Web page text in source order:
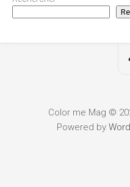
Color me Mag ©
Powered by